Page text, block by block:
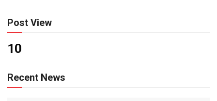
Post View
10
Recent News